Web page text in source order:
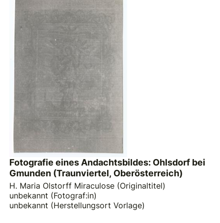
Fotografie eines Andachtsbildes: Ohlsdorf bei
Gmunden (Traunviertel, Oberösterreich)
H. Maria Olstorff Miraculose (Originaltitel)
unbekannt (Fotograf:in)
unbekannt (Herstellungsort Vorlage)